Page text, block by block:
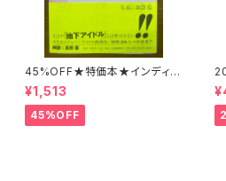
45%OFF★特価本★インディー
ズアイドル名鑑 諏訪稔
¥1,513
45%OFF